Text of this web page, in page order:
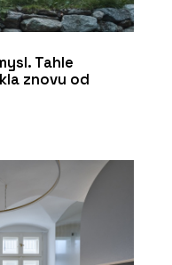
Tahle
znovu od